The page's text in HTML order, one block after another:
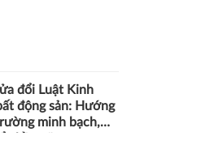
đổi Luật Kinh
động sản: Hướng
minh bạch,